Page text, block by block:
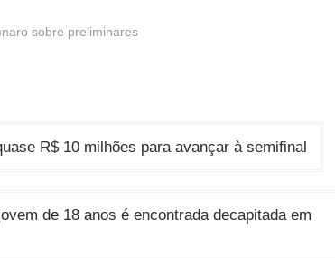
sobre preliminares
R$ 10 milhões para avançar à semifinal
de 18 anos é encontrada decapitada em